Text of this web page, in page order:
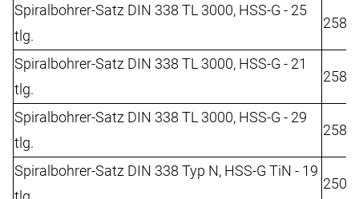
Spiralbohrer-Satz DIN 338 TL 3000, HSS-G - 25
tlg.
Spiralbohrer-Satz DIN 338 TL 3000, HSS-G - 21
tlg.
Spiralbohrer-Satz DIN 338 TL 3000, HSS-G - 29
tlg.
Spiralbohrer-Satz DIN 338 Typ N, HSS-G TiN - 19